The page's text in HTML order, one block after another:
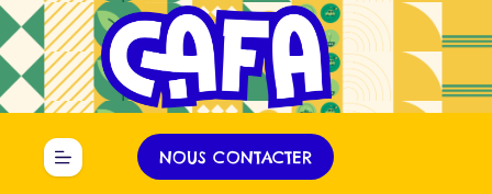
NOUS CONTACTER
Panneau de gestion des cookies